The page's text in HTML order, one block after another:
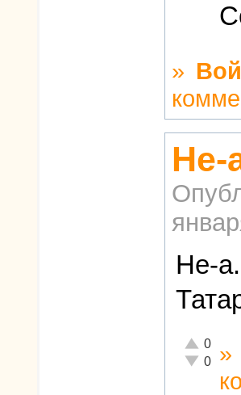
»
Не-
Не-
Отлично!
0
0
»